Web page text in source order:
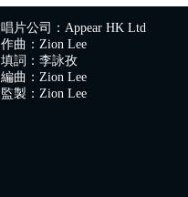
唱片公司：Appear HK Ltd
作曲：Zion Lee
填詞：李詠孜
編曲：Zion Lee
監製：Zion Lee